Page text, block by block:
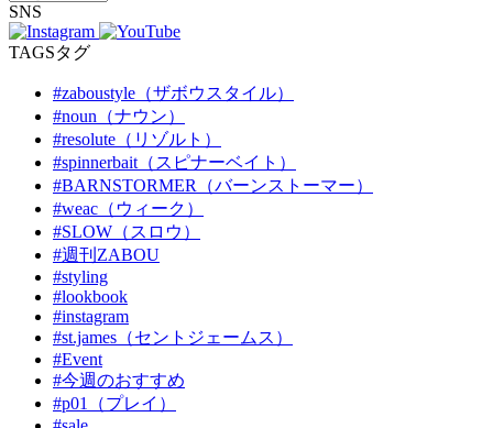
SNS
TAGSタグ
#zaboustyle（ザボウスタイル）
#noun（ナウン）
#resolute（リゾルト）
#spinnerbait（スピナーベイト）
#BARNSTORMER（バーンストーマー）
#weac（ウィーク）
#SLOW（スロウ）
#週刊ZABOU
#styling
#lookbook
#instagram
#st.james（セントジェームス）
#Event
#今週のおすすめ
#p01（プレイ）